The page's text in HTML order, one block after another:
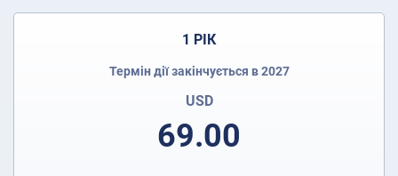
1 РІК
Термін дії закінчується в 2027
USD
69.00